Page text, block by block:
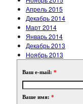
Апрель 2015
Декабрь 2014
Март 2014
Январь 2014
Декабрь 2013
Ноябрь 2013
Ваш e-mail: *
Ваше имя: *